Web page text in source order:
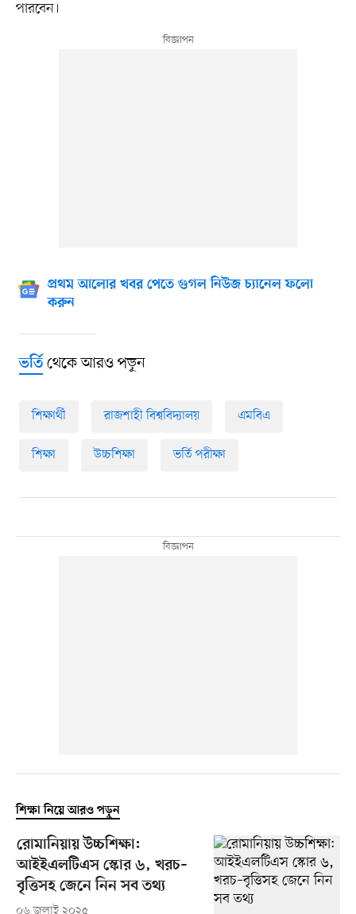
পারবেন।
প্রথম আলোর খবর পেতে গুগল নিউজ চ্যানেল ফলো
করুন
ভর্তিথেকে আরও পড়ুন
শিক্ষার্থী রাজশাহী বিশ্ববিদ্যালয় এমবিএ
শিক্ষা উচ্চশিক্ষা ভর্তি পরীক্ষা
শিক্ষা নিয়ে আরও পড়ুন
রোমানিয়ায় উচ্চশিক্ষা:
আইইএলটিএস স্কোর ৬, খরচ–
বৃত্তিসহ জেনে নিন সব তথ্য
০৬ জুলাই ২০২৫